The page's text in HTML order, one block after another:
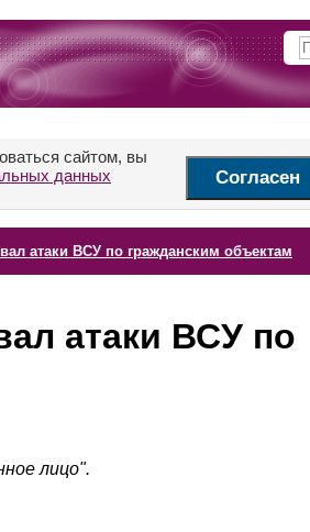
сайтом, вы
данных Согласен
атаки ВСУ по гражданским объектам
атаки ВСУ по
лицо".